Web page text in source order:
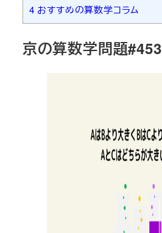
4 おすすめの算数学コラム
京の算数学問題#453